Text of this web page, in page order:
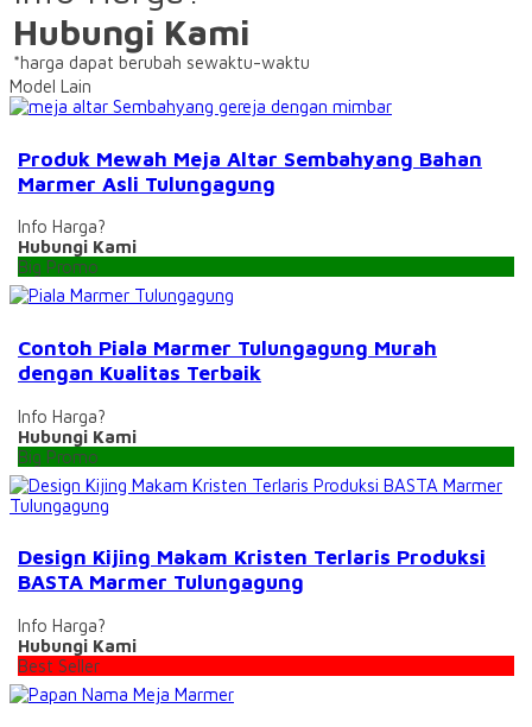
Hubungi Kami
*harga dapat berubah sewaktu-waktu
Model Lain
Produk Mewah Meja Altar Sembahyang Bahan
Marmer Asli Tulungagung
Info Harga?
Hubungi Kami
Big Promo
Contoh Piala Marmer Tulungagung Murah
dengan Kualitas Terbaik
Info Harga?
Hubungi Kami
Big Promo
Design Kijing Makam Kristen Terlaris Produksi
BASTA Marmer Tulungagung
Info Harga?
Hubungi Kami
Best Seller